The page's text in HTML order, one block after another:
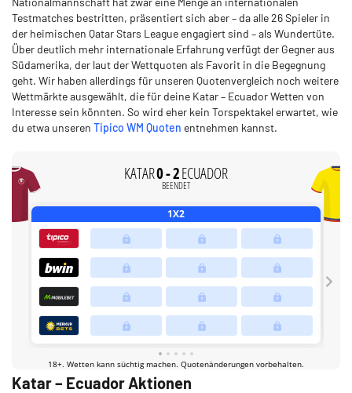
Testmatches bestritten, präsentiert sich aber – da alle 26 Spieler in
der heimischen Qatar Stars League engagiert sind – als Wundertüte.
Über deutlich mehr internationale Erfahrung verfügt der Gegner aus
Südamerika, der laut der Wettquoten als Favorit in die Begegnung
geht. Wir haben allerdings für unseren Quotenvergleich noch weitere
Wettmärkte ausgewählt, die für deine Katar – Ecuador Wetten von
Interesse sein könnten. So wird eher kein Torspektakel erwartet, wie
du etwa unseren Tipico WM Quoten entnehmen kannst.
Katar – Ecuador Aktionen